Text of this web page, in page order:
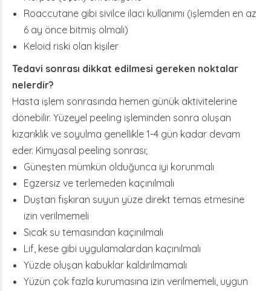
Roaccutane gibi sivilce ilacı kullanımı (işlemden en az
6 ay önce bitmiş olmalı)
Keloid riski olan kişiler
Tedavi sonrası dikkat edilmesi gereken noktalar
nelerdir?
Hasta işlem sonrasında hemen günük aktivitelerine
dönebilir. Yüzeyel peeling işleminden sonra oluşan
kızarıklık ve soyulma genellikle 1-4 gün kadar devam
eder. Kimyasal peeling sonrası;
Güneşten mümkün olduğunca iyi korunmalı
Egzersiz ve terlemeden kaçınılmalı
Duştan fışkıran suyun yüze direkt temas etmesine
izin verilmemeli
Sıcak su temasından kaçınılmalı
Lif, kese gibi uygulamalardan kaçınılmalı
Yüzde oluşan kabuklar kaldırılmamalı
Yüzün çok fazla kurumasına izin verilmemeli, uygun